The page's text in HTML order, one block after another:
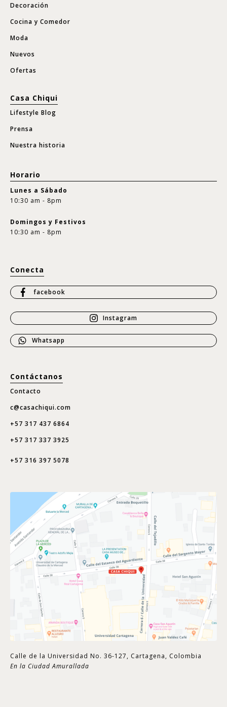
Decoración
Cocina y Comedor
Moda
Nuevos
Ofertas
Casa Chiqui
Lifestyle Blog
Prensa
Nuestra historia
Horario
Lunes a Sábado
10:30 am - 8pm
Domingos y Festivos
10:30 am - 8pm
Conecta
facebook
Instagram
Whatsapp
Contáctanos
Contacto
c@casachiqui.com
+57 317 437 6864
+57 317 337 3925
+57 316 397 5078
Calle de la Universidad No. 36-127, Cartagena, Colombia
En la Ciudad Amurallada